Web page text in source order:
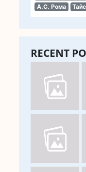
А.С. Рома
RECENT